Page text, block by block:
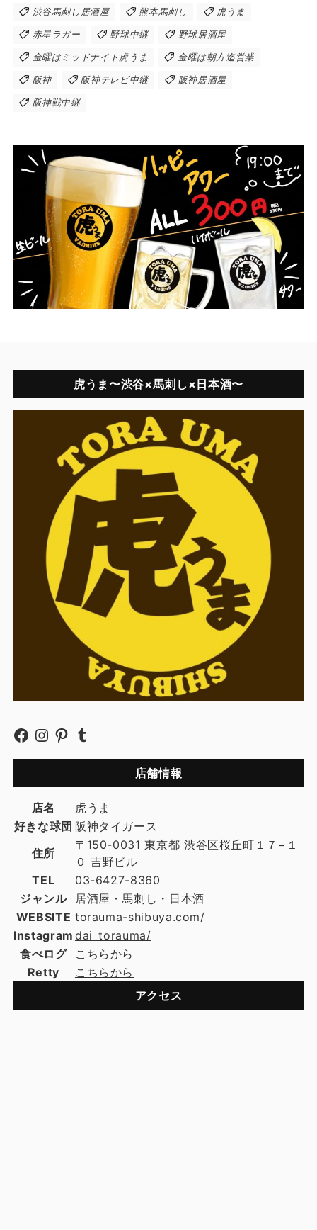
渋谷馬刺し居酒屋 熊本馬刺し 虎うま
赤星ラガー 野球中継 野球居酒屋
金曜はミッドナイト虎うま 金曜は朝方迄営業
阪神 阪神テレビ中継 阪神居酒屋
阪神戦中継
虎うま〜渋谷×馬刺し×日本酒〜
店舗情報
店名
虎うま
好きな球団 阪神タイガース
住所
〒150-0031 東京都 渋谷区桜丘町１７−１
０ 吉野ビル
TEL
03-6427-8360
ジャンル
居酒屋・馬刺し・日本酒
WEBSITE torauma-shibuya.com/
Instagram dai_torauma/
食べログ
こちらから
Retty
こちらから
アクセス